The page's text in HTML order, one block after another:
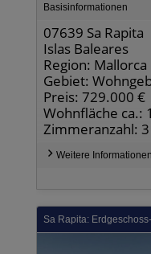
Basisinformationen
07639 Sa Rapita
Islas Baleares
Region: Mallorca
Gebiet:
Preis: 729.000 €
Wohnfläche ca.:
Zimmeranzahl: 3
Weitere Informationen